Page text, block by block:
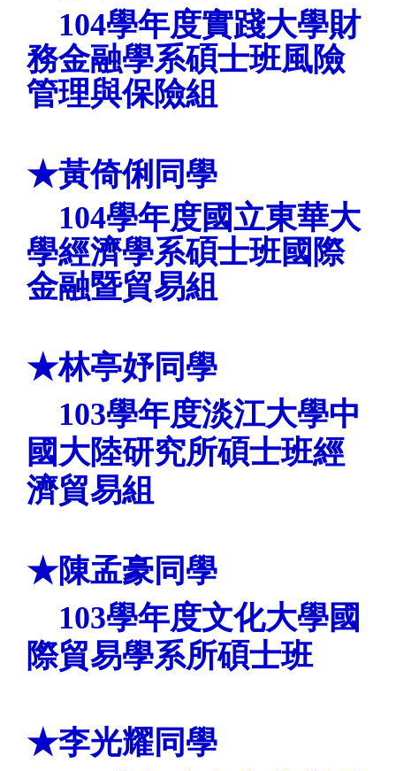
104學年度實踐大學財
務金融學系碩士班風險
管理與保險組
★黃倚俐 同學
104學年度國立東華大
學經濟學系碩士班國際
金融暨貿易組
★林亭妤同學
103學年度淡江大學中
國大陸研究所碩士班經
濟貿易組
★陳孟豪同學
103學年度文化大學國
際貿易學系所碩士班
★李光耀同學